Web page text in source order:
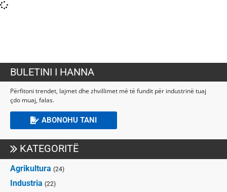
BULETINI I HANNA
Përfitoni trendet, lajmet dhe zhvillimet më të fundit për industrinë tuaj
çdo muaj, falas.
ABONOHU TANI
KATEGORITË
Agrikultura (24)
Industria (22)